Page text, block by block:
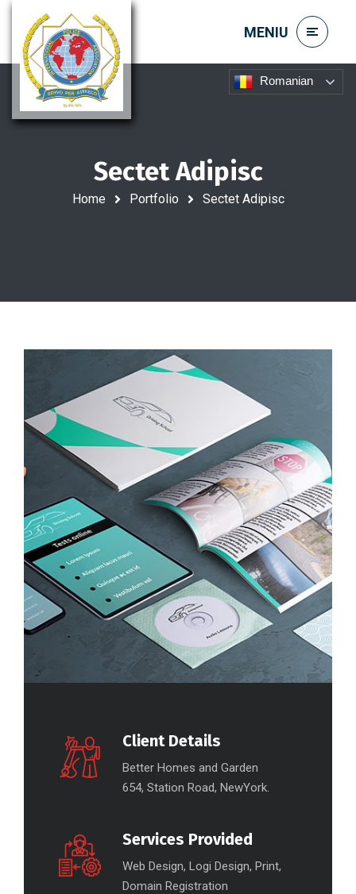
Sectet Adipisc
Home Portfolio Sectet Adipisc
Client Details
Better Homes and Garden
654, Station Road, NewYork.
Services Provided
Web Design, Logi Design, Print,
Domain Registration
Romanian